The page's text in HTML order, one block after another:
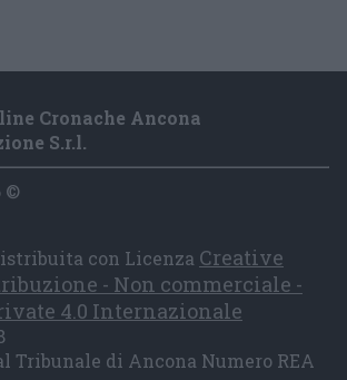
Cronache Ancona
S.r.l.
©
con Licenza Creative
- Non commerciale -
4.0 Internazionale
Tribunale di Ancona Numero REA